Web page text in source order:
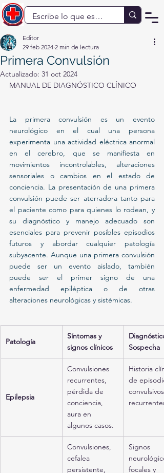
Primera Convulsión
Editor
29 feb 2024 2 min de lectura
Actualizado: 31 oct 2024
MANUAL DE DIAGNÓSTICO CLÍNICO
La primera convulsión es un evento
neurológico en el cual una persona
experimenta una actividad eléctrica anormal
en el cerebro, que se manifiesta en
movimientos incontrolables, alteraciones
sensoriales o cambios en el estado de
conciencia. La presentación de una primera
convulsión puede ser aterradora tanto para
el paciente como para quienes lo rodean, y
su diagnóstico y manejo adecuado son
esenciales para prevenir posibles episodios
futuros y abordar cualquier patología
subyacente. Aunque una primera convulsión
puede ser un evento aislado, también
puede ser el primer signo de una
enfermedad epiléptica o de otras
alteraciones neurológicas y sistémicas.
Patología
Síntomas y
signos clínicos
Sospecha
Epilepsia
Convulsiones
recurrentes,
pérdida de
conciencia,
aura en
algunos casos.
Historia
de
convulsivos
recurrentes.
Convulsiones,
cefalea
persistente,
Signos
focales y